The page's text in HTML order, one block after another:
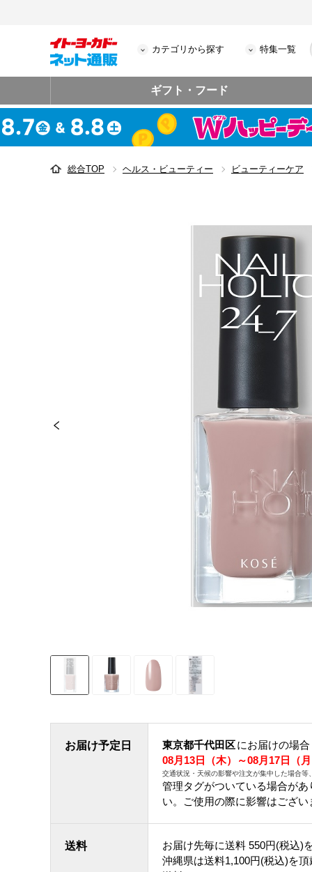
カテゴリから探す 特集一覧
ギフト・フード
総合TOP ヘルス・ビューティー ビューティーケア
お届け予定日 東京都千代田区にお届けの場合
08月13日（木）～08月17日（月
交通状況・天候の影響や注文が集中した場合等
管理タグがついている場合が
い。ご使用の際に影響はござい
送料 お届け先毎に送料 550円(税込)
沖縄県は送料1,100円(税込)を頂